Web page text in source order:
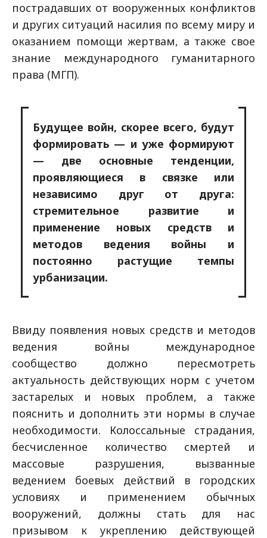
пострадавших от вооруженных конфликтов
и других ситуаций насилия по всему миру и
оказанием помощи жертвам, а также свое
знание международного гуманитарного
права (МГП).
Будущее войн, скорее всего, будут
формировать — и уже формируют
— две основные тенденции,
проявляющиеся в связке или
независимо друг от друга:
стремительное развитие и
применение новых средств и
методов ведения войны и
постоянно растущие темпы
урбанизации.
Ввиду появления новых средств и методов
ведения войны международное
сообщество должно пересмотреть
актуальность действующих норм с учетом
застарелых и новых проблем, а также
пояснить и дополнить эти нормы в случае
необходимости. Колоссальные страдания,
бесчисленное количество смертей и
массовые разрушения, вызванные
ведением боевых действий в городских
условиях и применением обычных
вооружений, должны стать для нас
призывом к укреплению действующей